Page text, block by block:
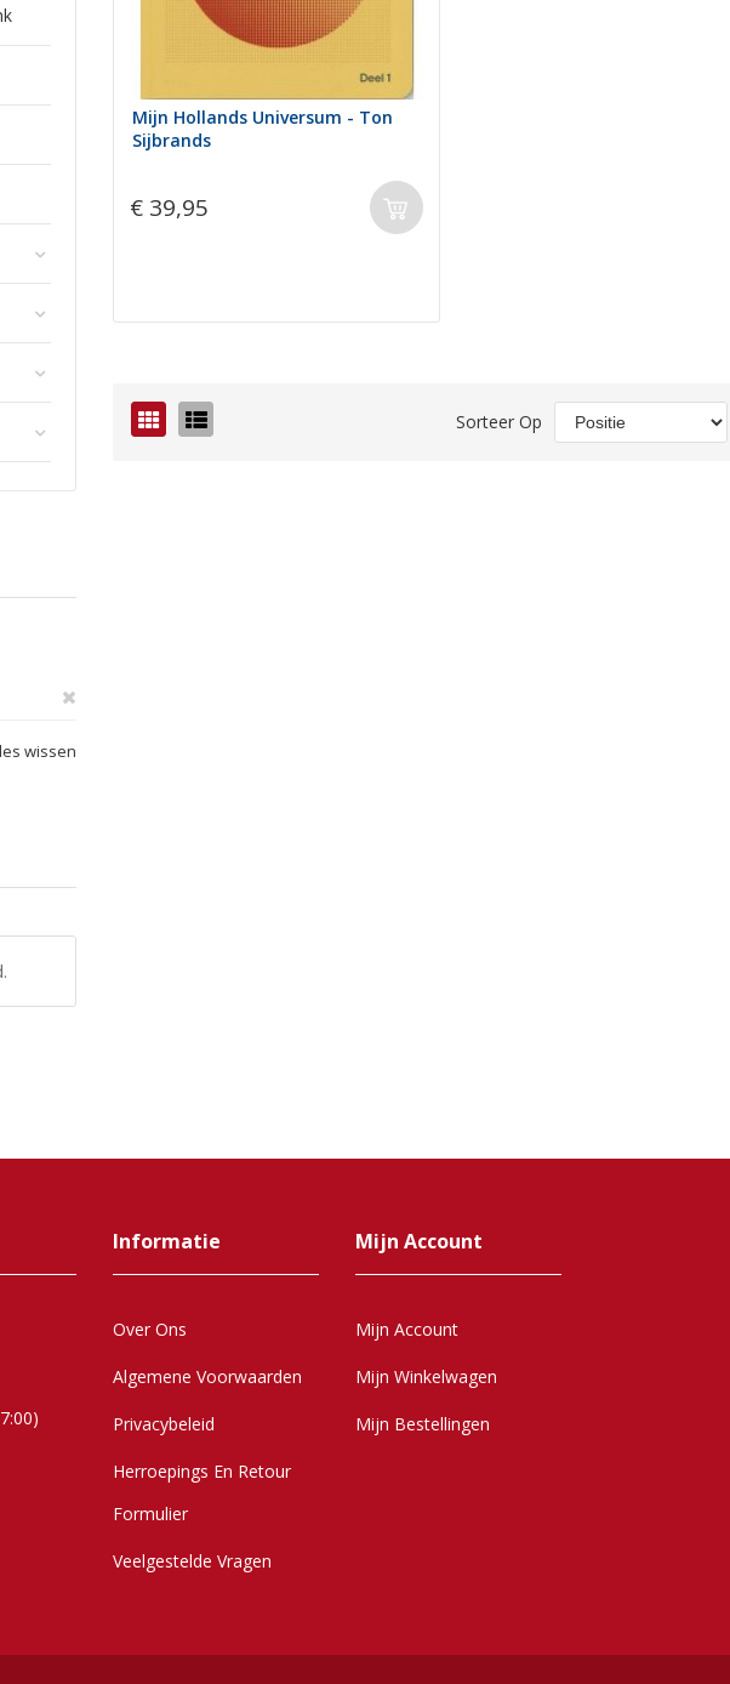
Mijn Hollands Universum - Ton
Sijbrands
€ 39,95
Foto-Lijst Sorteer Op
wissen
Informatie
Over Ons
Algemene Voorwaarden
Privacybeleid
Herroepings En Retour
Formulier
Veelgestelde Vragen
Mijn Account
Mijn Account
Mijn Winkelwagen
Mijn Bestellingen